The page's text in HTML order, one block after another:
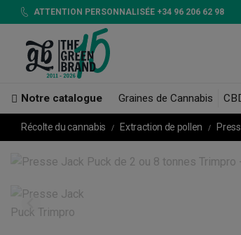
ATTENTION PERSONNALISÉE +34 96 206 62 98
Notre catalogue Graines de Cannabis
Récolte du cannabis Extraction de pollen